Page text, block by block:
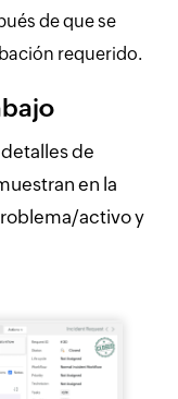
de que se
requerido.
de
en la
activo y